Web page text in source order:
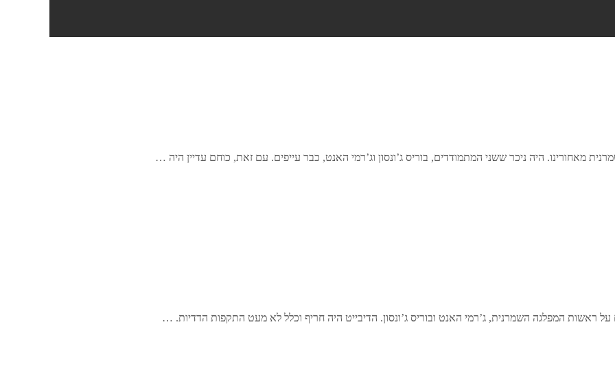
מאחורינו. היה ניכר ששני המתמודדים, בוריס ג’ונסון וג’רמי האנט, כבר עייפים. עם זאת, כוחם עדיין היה …
ראשות המפלגה השמרנית, ג’רמי האנט ובוריס ג’ונסון. הדיבייט היה חריף וכלל לא מעט התקפות הדדיות. …